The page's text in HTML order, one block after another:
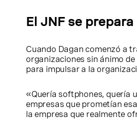
El JNF se
Cuando Dagan comenzó a
organizaciones sin ánimo
para impulsar a la
«Quería softphones, quería
empresas que prometían
la empresa que realmente